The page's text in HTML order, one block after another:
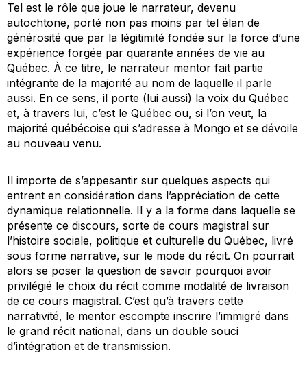
Tel est le rôle que joue le narrateur, devenu
autochtone, porté non pas moins par tel élan de
générosité que par la légitimité fondée sur la force d’une
expérience forgée par quarante années de vie au
Québec. À ce titre, le narrateur mentor fait partie
intégrante de la majorité au nom de laquelle il parle
aussi. En ce sens, il porte (lui aussi) la voix du Québec
et, à travers lui, c’est le Québec ou, si l’on veut, la
majorité québécoise qui s’adresse à Mongo et se dévoile
au nouveau venu.
Il importe de s’appesantir sur quelques aspects qui
entrent en considération dans l’appréciation de cette
dynamique relationnelle. Il y a la forme dans laquelle se
présente ce discours, sorte de cours magistral sur
l’histoire sociale, politique et culturelle du Québec, livré
sous forme narrative, sur le mode du récit. On pourrait
alors se poser la question de savoir pourquoi avoir
privilégié le choix du récit comme modalité de livraison
de ce cours magistral. C’est qu’à travers cette
narrativité, le mentor escompte inscrire l’immigré dans
le grand récit national, dans un double souci
d’intégration et de transmission.